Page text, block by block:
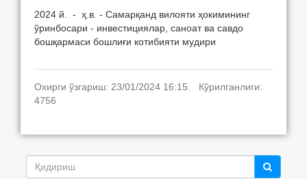
2024 й. - ҳ.в. - Самарқанд вилояти ҳокимининг
ўринбосари - инвестициялар, саноат ва савдо
бошқармаси бошлиғи котибияти мудири
Охирги ўзгариш: 23/01/2024 16:15. Кўрилганлиги:
4756